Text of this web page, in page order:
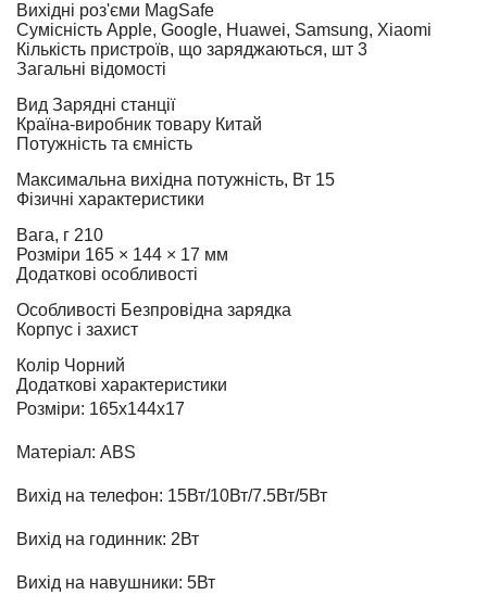
Вихідні роз'єми MagSafe
Сумісність Apple, Google, Huawei, Samsung, Xiaomi
Кількість пристроїв, що заряджаються, шт 3
Загальні відомості
Вид Зарядні станції
Країна-виробник товару Китай
Потужність та ємність
Максимальна вихідна потужність, Вт 15
Фізичні характеристики
Вага, г 210
Розміри 165 × 144 × 17 мм
Додаткові особливості
Особливості Безпровідна зарядка
Корпус і захист
Колір Чорний
Додаткові характеристики
Розміри: 165x144x17
Матеріал: ABS
Вихід на телефон: 15Вт/10Вт/7.5Вт/5Вт
Вихід на годинник: 2Вт
Вихід на навушники: 5Вт